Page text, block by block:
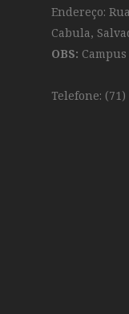
Endereço:
Cabula,
OBS:
Telefone: (71)